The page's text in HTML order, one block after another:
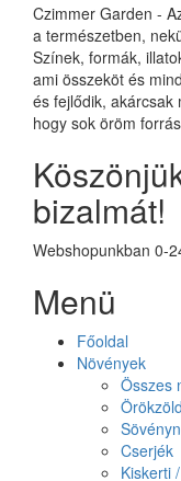
Czimmer Garden -
a természetben,
Színek, formák,
ami összeköt és
és fejlődik, akárcsak
hogy sok öröm
bizalmát!
Webshopunkban 0-
Menü
Főoldal
Növények
Összes
Cserjék
Kiskerti